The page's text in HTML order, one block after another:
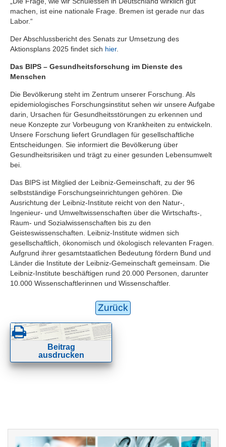
machen, ist eine nationale Frage. Bremen ist gerade nur das
Labor.“
Der Abschlussbericht des Senats zur Umsetzung des
Aktionsplans 2025 findet sich hier.
Das BIPS – Gesundheitsforschung im Dienste des
Menschen
Die Bevölkerung steht im Zentrum unserer Forschung. Als
epidemiologisches Forschungsinstitut sehen wir unsere Aufgabe
darin, Ursachen für Gesundheitsstörungen zu erkennen und
neue Konzepte zur Vorbeugung von Krankheiten zu entwickeln.
Unsere Forschung liefert Grundlagen für gesellschaftliche
Entscheidungen. Sie informiert die Bevölkerung über
Gesundheitsrisiken und trägt zu einer gesunden Lebensumwelt
bei.
Das BIPS ist Mitglied der Leibniz-Gemeinschaft, zu der 96
selbstständige Forschungseinrichtungen gehören. Die
Ausrichtung der Leibniz-Institute reicht von den Natur-,
Ingenieur- und Umweltwissenschaften über die Wirtschafts-,
Raum- und Sozialwissenschaften bis zu den
Geisteswissenschaften. Leibniz-Institute widmen sich
gesellschaftlich, ökonomisch und ökologisch relevanten Fragen.
Aufgrund ihrer gesamtstaatlichen Bedeutung fördern Bund und
Länder die Institute der Leibniz-Gemeinschaft gemeinsam. Die
Leibniz-Institute beschäftigen rund 20.000 Personen, darunter
10.000 Wissenschaftlerinnen und Wissenschaftler.
Zurück
Beitrag
ausdrucken